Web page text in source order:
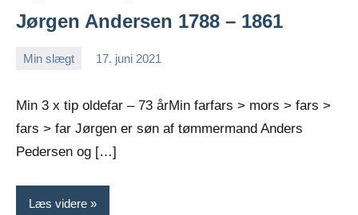
Jørgen Andersen 1788 – 1861
Min slægt 17. juni 2021
Min 3 x tip oldefar – 73 årMin farfars > mors > fars >
fars > far Jørgen er søn af tømmermand Anders
Pedersen og […]
Læs videre